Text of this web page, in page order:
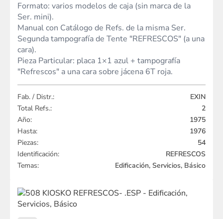
Formato: varios modelos de caja (sin marca de la
Ser. mini).
Manual con Catálogo de Refs. de la misma Ser.
Segunda tampografía de Tente "REFRESCOS" (a una
cara).
Pieza Particular: placa 1×1 azul + tampografía
"Refrescos" a una cara sobre jácena 6T roja.
Fab. / Distr.:
EXIN
Total Refs.:
2
Año:
1975
Hasta:
1976
Piezas:
54
Identificación:
REFRESCOS
Temas:
Edificación, Servicios, Básico